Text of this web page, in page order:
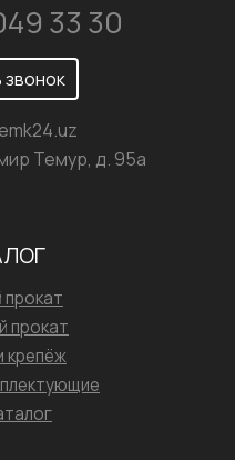
33 30
звонок
Темур, д. 95а
прокат
крепёж